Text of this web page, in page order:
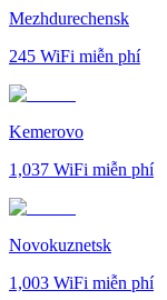
Mezhdurechensk
245 WiFi miễn phí
Kemerovo
1,037 WiFi miễn phí
Novokuznetsk
1,003 WiFi miễn phí